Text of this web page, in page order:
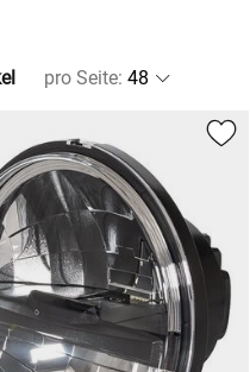
pro Seite: